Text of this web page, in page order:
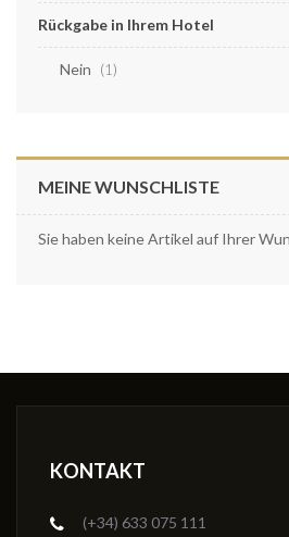
Rückgabe in Ihrem Hotel
Nein 1Artikel
MEINE WUNSCHLISTE
Sie haben keine Artikel auf Ihrer
KONTAKT
(+34) 633 075 111